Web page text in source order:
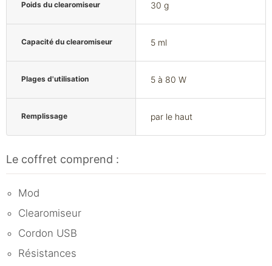
Poids du clearomiseur 30 g
Capacité du clearomiseur 5 ml
Plages d'utilisation 5 à 80 W
Remplissage par le haut
Le coffret comprend :
Mod
Clearomiseur
Cordon USB
Résistances